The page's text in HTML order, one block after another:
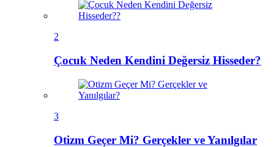
2
Çocuk Neden Kendini Değersiz Hisseder?
3
Otizm Geçer Mi? Gerçekler ve Yanılgılar